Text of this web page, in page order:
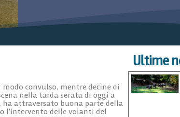
convulso, mentre decine di
nella tarda serata di oggi a
attraversato buona parte della
l’intervento delle volanti del
Ultime